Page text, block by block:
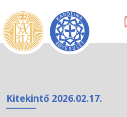
Kitekintő 2026.02.17.